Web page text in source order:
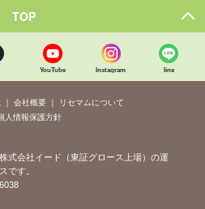
TOP
YouTube Instagram line
会社概要
リセマムについて
人情報保護方針
式会社イード（東証グロース上場）の運
です。